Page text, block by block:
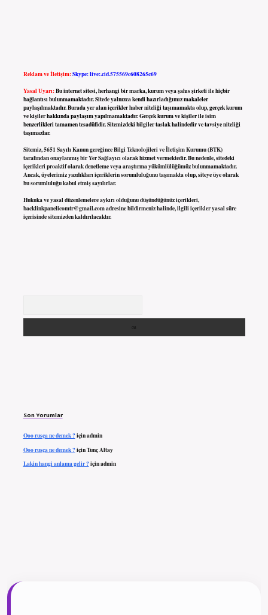
Reklam ve İletişim:Skype: live:.cid.575569c608265c69
Yasal Uyarı:Bu internet sitesi, herhangi bir marka, kurum veya şahıs şirketi ile hiçbir
bağlantısı bulunmamaktadır. Sitede yalnızca kendi hazırladığımız makaleler
paylaşılmaktadır. Burada yer alan içerikler haber niteliği taşımamakta olup, gerçek kurum
ve kişiler hakkında paylaşım yapılmamaktadır. Gerçek kurum ve kişiler ile isim
benzerlikleri tamamen tesadüfidir. Sitemizdeki bilgiler taslak halindedir ve tavsiye niteliği
taşımazlar.
Sitemiz, 5651 Sayılı Kanun gereğince Bilgi Teknolojileri ve İletişim Kurumu (BTK)
tarafından onaylanmış bir Yer Sağlayıcı olarak hizmet vermektedir. Bu nedenle, sitedeki
içerikleri proaktif olarak denetleme veya araştırma yükümlülüğümüz bulunmamaktadır.
Ancak, üyelerimiz yazdıkları içeriklerin sorumluluğunu taşımakta olup, siteye üye olarak
bu sorumluluğu kabul etmiş sayılırlar.
Hukuka ve yasal düzenlemelere aykırı olduğunu düşündüğünüz içerikleri,
backlinkpanelicomtr@gmail.comadresine bildirmeniz halinde, ilgili içerikler yasal süre
içerisinde sitemizden kaldırılacaktır.
Son Yorumlar
Ooo rusça ne demek ?içinadmin
Ooo rusça ne demek ?içinTunç Altay
Lakin hangi anlama gelir ?içinadmin